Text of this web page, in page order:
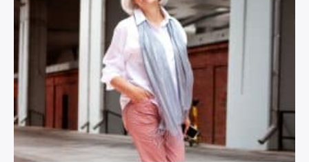
Bien-être
Déco & Maison